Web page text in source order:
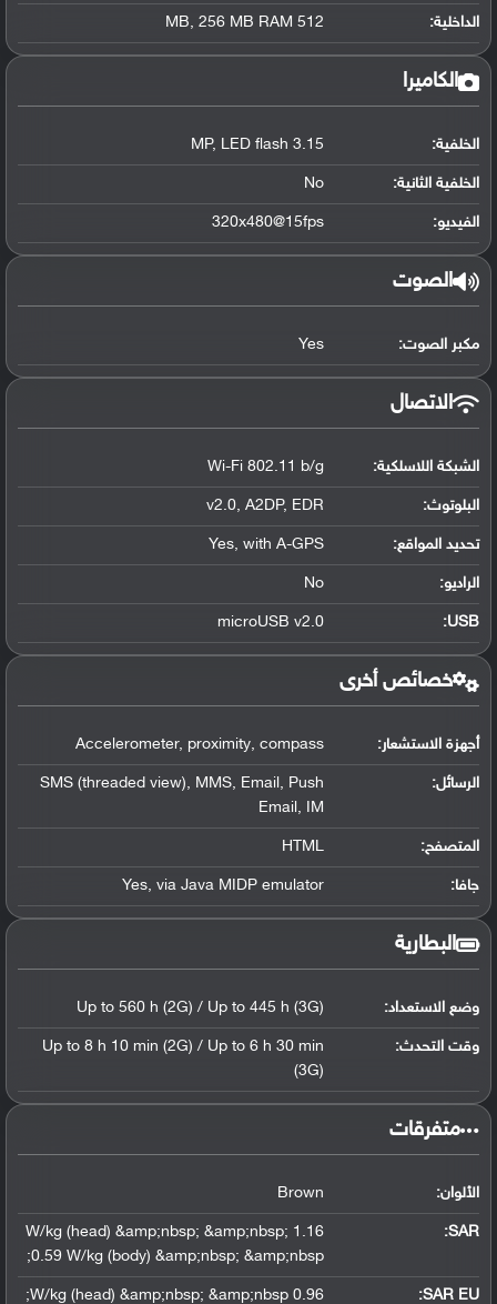
الداخلية: 512 MB, 256 MB RAM
الكاميرا
الخلفية: 3.15 MP, LED flash
الخلفية الثانية: No
الفيديو: 320x480@15fps
الصوت
مكبر الصوت: Yes
الاتصال
الشبكة اللاسلكية: Wi-Fi 802.11 b/g
البلوتوث:
v2.0, A2DP, EDR
تحديد المواقع:
Yes, with A-GPS
الراديو: No
USB
:
microUSB v2.0
خصائص أخرى
أجهزة الاستشعار: Accelerometer, proximity, compass
الرسائل:
SMS (threaded view), MMS, Email, Push
Email, IM
المتصفح: HTML
جافا: Yes, via Java MIDP emulator
البطارية
وضع الاستعداد: Up to 560 h (2G) / Up to 445 h (3G)
وقت التحدث:
Up to 8 h 10 min (2G) / Up to 6 h 30 min
(3G)
‏متفرقات‏
الألوان: Brown
SAR
:
1.16 W/kg (head) &amp;nbsp; &amp;nbsp;
0.59 W/kg (body) &amp;nbsp; &amp;nbsp;
SAR EU:
0.96 W/kg (head) &amp;nbsp; &amp;nbsp;